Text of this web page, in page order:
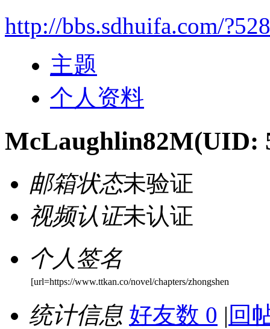
http://bbs.sdhuifa.com/
主题
个人资料
McLaughlin82M(UID:
邮箱状态未验证
视频认证未认证
个人签名
[url=https://www.ttkan.co/novel/chapters/zhongshen
统计信息 好友数 0 | 回